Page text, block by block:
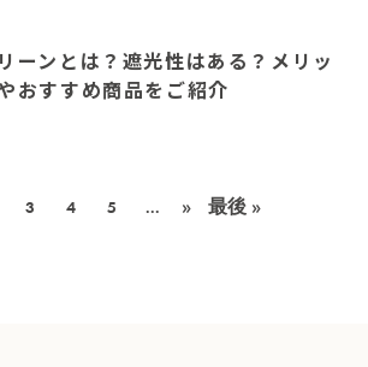
ーンとは？遮光性はある？メリッ
おすすめ商品をご紹介
3 4 5 ... » 最後 »